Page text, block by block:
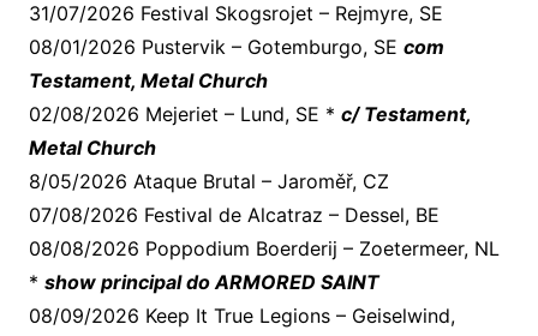
31/07/2026 Festival Skogsrojet – Rejmyre, SE
08/01/2026 Pustervik – Gotemburgo, SE com
Testament, Metal Church
02/08/2026 Mejeriet – Lund, SE * c/ Testament,
Metal Church
8/05/2026 Ataque Brutal – Jaroměř, CZ
07/08/2026 Festival de Alcatraz – Dessel, BE
08/08/2026 Poppodium Boerderij – Zoetermeer, NL
* show principal do ARMORED SAINT
08/09/2026 Keep It True Legions – Geiselwind,